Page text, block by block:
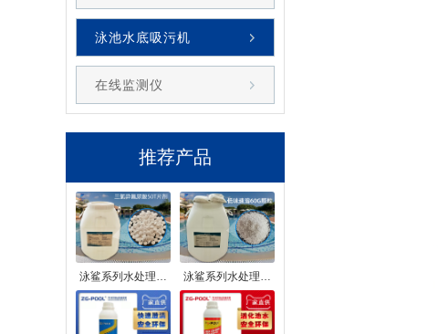
泳池水底吸污机
在线监测仪
推荐产品
泳鲨系列水处理… 泳鲨系列水处理…